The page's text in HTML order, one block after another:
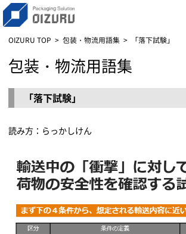
OIZURU TOP 包装・物流用語集 「落下試験」
包装・物流用語集
「落下試験」
読み方：らっかしけん